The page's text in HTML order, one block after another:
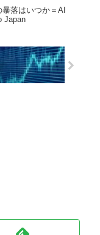
落はいつか＝AI
Japan